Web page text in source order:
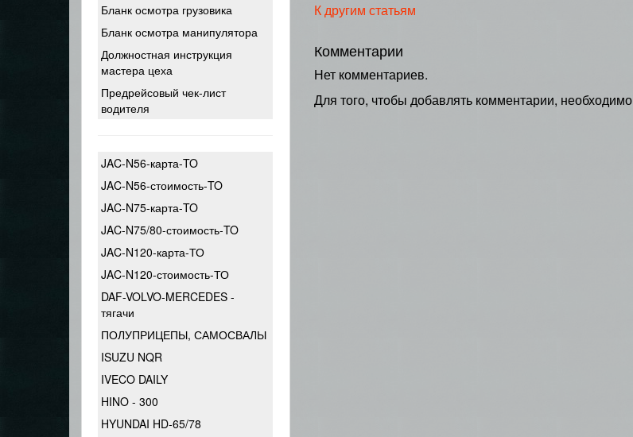
К другим статьям
Комментарии
Нет комментариев.
Для того, чтобы добавлять комментарии, необходимо
Бланк осмотра грузовика
Бланк осмотра манипулятора
Должностная инструкция
мастера цеха
Предрейсовый чек-лист
водителя
JAC-N56-карта-TO
JAC-N56-стоимость-TO
JAC-N75-карта-TO
JAC-N75/80-стоимость-TO
JAC-N120-карта-ТО
JAC-N120-стоимость-ТО
DAF-VOLVO-MERCEDES -
тягачи
ПОЛУПРИЦЕПЫ, САМОСВАЛЫ
ISUZU NQR
IVECO DAILY
HINO - 300
HYUNDAI HD-65/78